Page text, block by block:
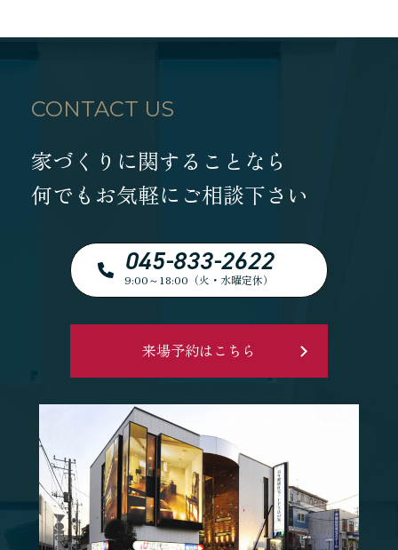
CONTACT US
家づくりに関することなら
何でもお気軽にご相談下さい
045-833-2622
9:00～18:00（火・水曜定休）
来場予約はこちら